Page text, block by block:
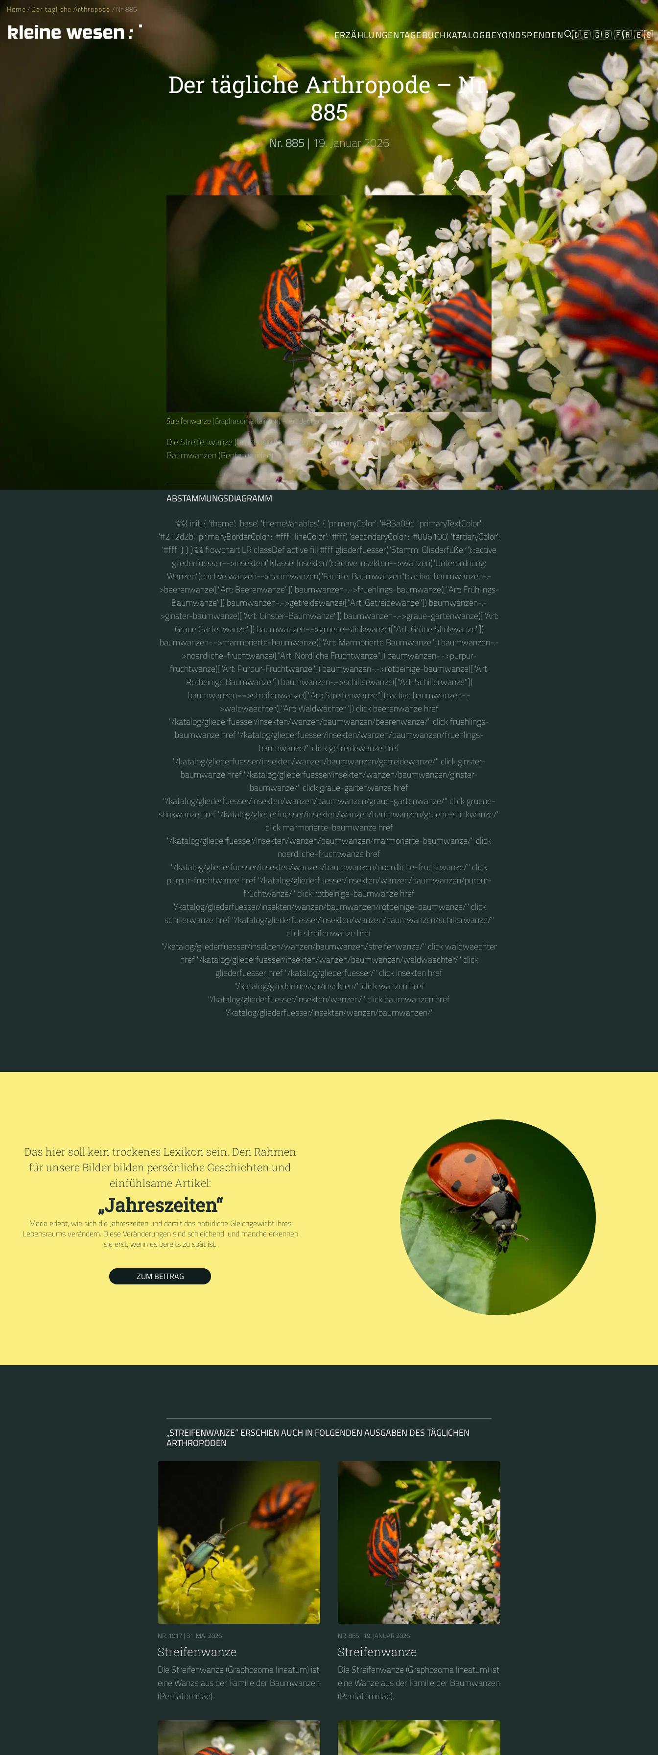
Home/Der tägliche Arthropode / Nr. 885
ERZÄHLUNGENTAGEBUCHKATALOGBEYONDSPENDEN 🇩🇪 🇬🇧🇫🇷 🇪🇸
Der tägliche Arthropode – Nr.
885
Nr. 885 | 19. Januar 2026
Streifenwanze (Graphosoma italicum) – Art der Familie „Baumwanzen“
Die Streifenwanze (Graphosoma lineatum) ist eine Wanze aus der Familie der
Baumwanzen (Pentatomidae).
ABSTAMMUNGSDIAGRAMM
%%{ init: { 'theme': 'base', 'themeVariables': { 'primaryColor': '#83a09c', 'primaryTextColor':
'#212d2b', 'primaryBorderColor': '#fff', 'lineColor': '#fff', 'secondaryColor': '#006100', 'tertiaryColor':
'#fff' } } }%% flowchart LR classDef active fill:#fff gliederfuesser("Stamm: Gliederfüßer"):::active
gliederfuesser-->insekten("Klasse: Insekten"):::active insekten-->wanzen("Unterordnung:
Wanzen"):::active wanzen-->baumwanzen("Familie: Baumwanzen"):::active baumwanzen-.-
>beerenwanze(["Art: Beerenwanze"]) baumwanzen-.->fruehlings-baumwanze(["Art: Frühlings-
Baumwanze"]) baumwanzen-.->getreidewanze(["Art: Getreidewanze"]) baumwanzen-.-
>ginster-baumwanze(["Art: Ginster-Baumwanze"]) baumwanzen-.->graue-gartenwanze(["Art:
Graue Gartenwanze"]) baumwanzen-.->gruene-stinkwanze(["Art: Grüne Stinkwanze"])
baumwanzen-.->marmorierte-baumwanze(["Art: Marmorierte Baumwanze"]) baumwanzen-.-
>noerdliche-fruchtwanze(["Art: Nördliche Fruchtwanze"]) baumwanzen-.->purpur-
fruchtwanze(["Art: Purpur-Fruchtwanze"]) baumwanzen-.->rotbeinige-baumwanze(["Art:
Rotbeinige Baumwanze"]) baumwanzen-.->schillerwanze(["Art: Schillerwanze"])
baumwanzen==>streifenwanze(["Art: Streifenwanze"]):::active baumwanzen-.-
>waldwaechter(["Art: Waldwächter"]) click beerenwanze href
"/katalog/gliederfuesser/insekten/wanzen/baumwanzen/beerenwanze/" click fruehlings-
baumwanze href "/katalog/gliederfuesser/insekten/wanzen/baumwanzen/fruehlings-
baumwanze/" click getreidewanze href
"/katalog/gliederfuesser/insekten/wanzen/baumwanzen/getreidewanze/" click ginster-
baumwanze href "/katalog/gliederfuesser/insekten/wanzen/baumwanzen/ginster-
baumwanze/" click graue-gartenwanze href
"/katalog/gliederfuesser/insekten/wanzen/baumwanzen/graue-gartenwanze/" click gruene-
stinkwanze href "/katalog/gliederfuesser/insekten/wanzen/baumwanzen/gruene-stinkwanze/"
click marmorierte-baumwanze href
"/katalog/gliederfuesser/insekten/wanzen/baumwanzen/marmorierte-baumwanze/" click
noerdliche-fruchtwanze href
"/katalog/gliederfuesser/insekten/wanzen/baumwanzen/noerdliche-fruchtwanze/" click
purpur-fruchtwanze href "/katalog/gliederfuesser/insekten/wanzen/baumwanzen/purpur-
fruchtwanze/" click rotbeinige-baumwanze href
"/katalog/gliederfuesser/insekten/wanzen/baumwanzen/rotbeinige-baumwanze/" click
schillerwanze href "/katalog/gliederfuesser/insekten/wanzen/baumwanzen/schillerwanze/"
click streifenwanze href
"/katalog/gliederfuesser/insekten/wanzen/baumwanzen/streifenwanze/" click waldwaechter
href "/katalog/gliederfuesser/insekten/wanzen/baumwanzen/waldwaechter/" click
gliederfuesser href "/katalog/gliederfuesser/" click insekten href
"/katalog/gliederfuesser/insekten/" click wanzen href
"/katalog/gliederfuesser/insekten/wanzen/" click baumwanzen href
"/katalog/gliederfuesser/insekten/wanzen/baumwanzen/"
Das hier soll kein trockenes Lexikon sein. Den Rahmen
für unsere Bilder bilden persönliche Geschichten und
einfühlsame Artikel:
„Jahreszeiten“
Maria erlebt, wie sich die Jahreszeiten und damit das natürliche Gleichgewicht ihres
Lebensraums verändern. Diese Veränderungen sind schleichend, und manche erkennen
sie erst, wenn es bereits zu spät ist.
ZUM BEITRAG
„STREIFENWANZE“ ERSCHIEN AUCH IN FOLGENDEN AUSGABEN DES TÄGLICHEN
ARTHROPODEN
NR. 1017 | 31. MAI 2026
Streifenwanze
Die Streifenwanze (Graphosoma lineatum) ist
eine Wanze aus der Familie der Baumwanzen
(Pentatomidae).
NR. 885 | 19. JANUAR 2026
Streifenwanze
Die Streifenwanze (Graphosoma lineatum) ist
eine Wanze aus der Familie der Baumwanzen
(Pentatomidae).